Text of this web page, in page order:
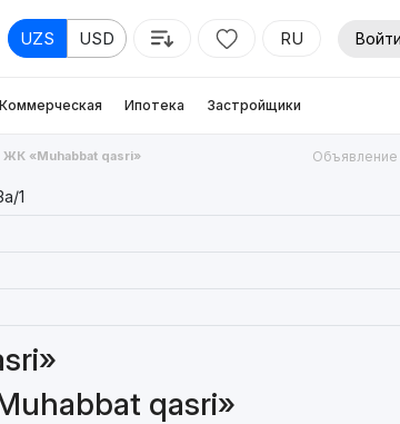
UZS USD RU Войти
Коммерческая Ипотека Застройщики
ЖК «Muhabbat qasri» Объявление
1
qasri»